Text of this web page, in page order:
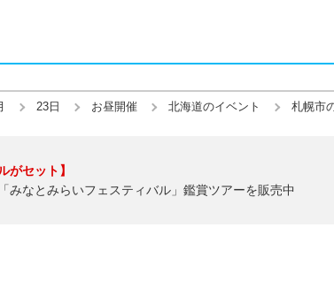
23日 お昼開催 北海道のイベント 札幌市
がセット】
みなとみらいフェスティバル」鑑賞ツアーを販売中